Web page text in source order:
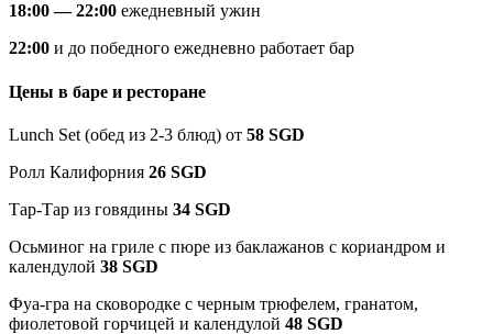
18:00 — 22:00 ежедневный ужин
22:00 и до победного ежедневно работает бар
Цены в баре и ресторане
Lunch Set (обед из 2-3 блюд) от 58 SGD
Ролл Калифорния 26 SGD
Тар-Тар из говядины 34 SGD
Осьминог на гриле с пюре из баклажанов с кориандром и
календулой 38 SGD
Фуа-гра на сковородке с черным трюфелем, гранатом,
фиолетовой горчицей и календулой 48 SGD